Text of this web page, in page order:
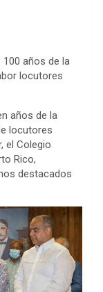
100 años de la
locutores
años de la
locutores
el Colegio
Rico,
destacados